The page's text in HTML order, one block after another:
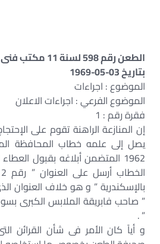
الطعن رقم 598 لسنة 11 مكتب فنى 14 صفحة رقم 641
بتاريخ 03-05-1969
الموضوع : اجراءات
الموضوع الفرعي : اجراءات الاعلان
فقرة رقم : 1
إن المنازعة الراهنة تقوم على
1962 المتضمن أبلاغه بقبول
بالإسكندرية ” و هو خلاف العنوان
” صاحب فابريقة الملابس الكبرى
” .
و أياً كان الأمر فى شأن القرائن